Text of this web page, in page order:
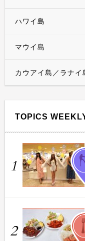
ハワイ島
マウイ島
カウアイ島／ラナイ
TOPICS
1
2